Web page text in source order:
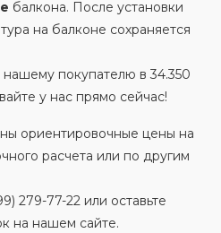
балкона. После установки
на балконе сохраняется
покупателю в 34.350
у нас прямо сейчас!
ориентировочные цены на
расчета или по другим
279-77-22 или оставьте
на нашем сайте.